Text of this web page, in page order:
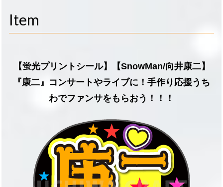
Item
【蛍光プリントシール】【SnowMan/向井康二】
『康二』コンサートやライブに！手作り応援うち
わでファンサをもらおう！！！